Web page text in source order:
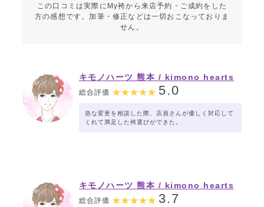
この口コミは実際にMy袴から来店予約・ご成約をした
方の感想です。加筆・修正などは一切おこなっておりま
せん。
キモノハーツ 熊本 / kimono hearts
Kumamoto
総合評価 5.0
急な変更を相談した際、店員さんが優しく対応して
くれて満足した袴選びができた。
キモノハーツ 熊本 / kimono hearts
Kumamoto
総合評価 3.7